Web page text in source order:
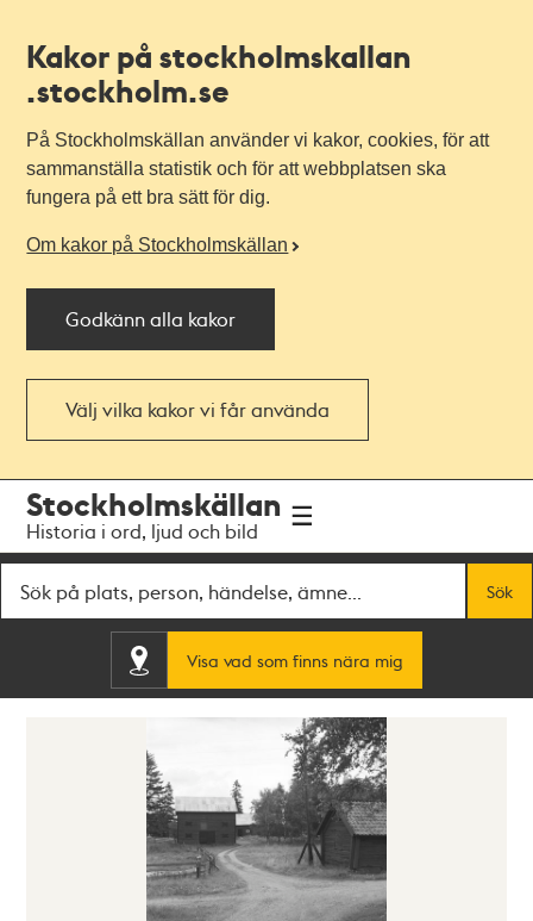
Kakor på stockholmskallan
.stockholm.se
På Stockholmskällan använder vi kakor, cookies, för att
sammanställa statistik och för att webbplatsen ska
fungera på ett bra sätt för dig.
Om kakor på Stockholmskällan
Godkänn alla kakor
Välj vilka kakor vi får använda
navigationen
huvudinnehållet
Stockholmskällan
Historia i ord, ljud och bild
Sök
Visa vad som finns nära mig